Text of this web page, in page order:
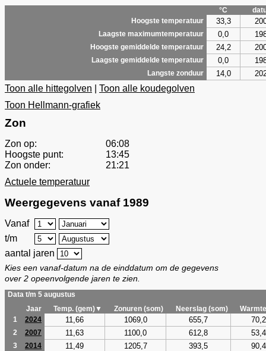
°C
Hoogste temperatuur
33,3
Laagste maximumtemperatuur 0,0
Hoogste gemiddelde temperatuur 24,2
Laagste gemiddelde temperatuur 0,0
Langste zonduur 14,0
Toon alle hittegolven
Toon alle koudegolven
Toon Hellmann-grafiek
Zon
Zon op:
06:08
Hoogste punt:
13:45
Zon onder:
21:21
Actuele temperatuur
Weergegevens vanaf 1989
Vanaf
t/m
aantal jaren
Kies een vanaf-datum na de einddatum om de gegevens
over 2 opeenvolgende jaren te zien.
Data t/m 5 augustus
Jaar
Temp. (gem)▼ Zonuren (som) Neerslag (som)
1
2024 11,66 1069,0 655,7 70,2
2 2007 11,63 1100,0 612,8 53,4
3 2014 11,49 1205,7 393,5 90,4